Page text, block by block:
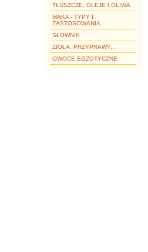
TŁUSZCZE, OLEJE I OLIWA
MĄKA - TYPY I
ZASTOSOWANIA
SŁOWNIK
ZIOŁA, PRZYPRAWY...
OWOCE EGZOTYCZNE